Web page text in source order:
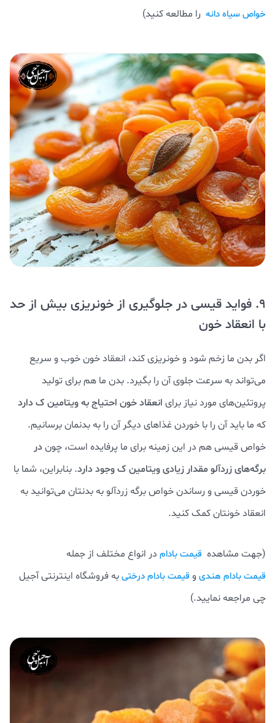
خواص سیاه دانه را مطالعه کنید)
9. فواید قیسی در جلوگیری از خونریزی بیش از حد
با انعقاد خون
اگر بدن ما زخم شود و خونریزی کند، انعقاد خون خوب و سریع
می‌تواند به سرعت جلوی آن را بگیرد. بدن ما هم برای تولید
پروتئین‌های مورد نیاز برای انعقاد خون احتیاج به ویتامین ک دارد
که ما باید آن را با خوردن غذاهای دیگر آن را به بدنمان برسانیم.
خواص قیسی هم در این زمینه برای ما پرفایده است، چوندر
برگه‌های زردآلو مقدار زیادی ویتامین ک وجود دارد. بنابراین، شما با
خوردن قیسی و رساندن خواص برگه زردآلو به بدنتان می‌توانید به
انعقاد خونتان کمک کنید.
(جهت مشاهده قیمت بادام در انواع مختلف از جمله
قیمت بادام هندی و قیمت بادام درختیبه فروشگاه اینترنتی آجیل
چی مراجعه نمایید.)